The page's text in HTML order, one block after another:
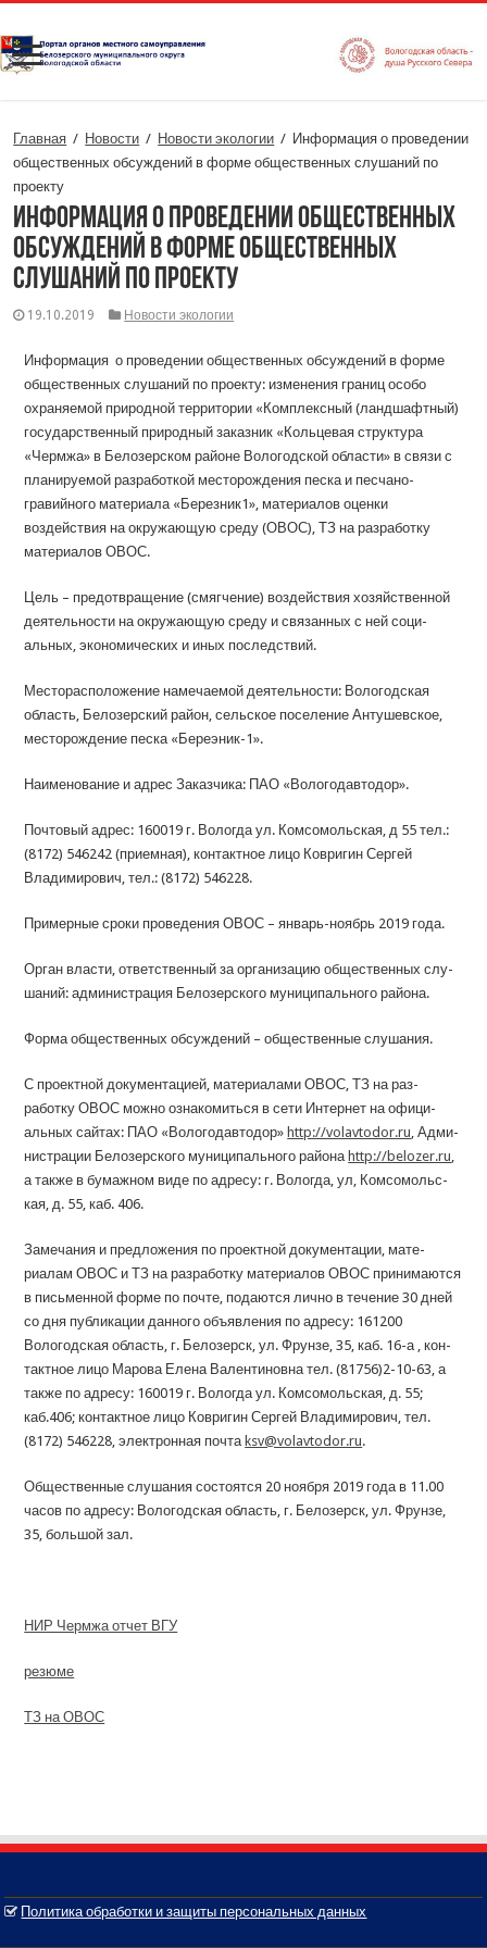
Главная / Новости / Новости экологии / Информация о проведении
общественных обсуждений в форме общественных слушаний по
проекту
Информация о проведении общественных
обсуждений в форме общественных
слушаний по проекту
19.10.2019 Новости экологии
Информация о прове­дении общественных обсуждений в форме
общественных слу­шаний по проекту: изменения границ особо
охраняемой при­родной территории «Комплексный (ландшафтный)
государ­ственный природный заказник «Кольцевая структура
«Чермжа» в Белозерском районе Вологодской области» в связи с
планируемой разработкой месторождения песка и песча­но-
гравийного материала «Березник1», материалов оценки
воздействия на окружающую среду (ОВОС), ТЗ на разработ­ку
материалов ОВОС.
Цель – предотвращение (смягчение) воздействия хозяйствен­ной
деятельности на окружающую среду и связанных с ней соци­
альных, экономических и иных последствий.
Месторасположение намечаемой деятельности: Вологодская
область, Белозерский район, сельское поселение Антушевское,
месторождение песка «Береэник-1».
Наименование и адрес Заказчика: ПАО «Вологодавтодор».
Почтовый адрес: 160019 г. Вологда ул. Комсомольская, д 55 тел.:
(8172) 546242 (приемная), контактное лицо Ковригин Сергей
Владимирович, тел.: (8172) 546228.
Примерные сроки проведения ОВОС – январь-ноябрь 2019 года.
Орган власти, ответственный за организацию общественных слу­
шаний: администрация Белозерского муниципального района.
Форма общественных обсуждений – общественные слушания.
С проектной документацией, материалами ОВОС, ТЗ на раз­
работку ОВОС можно ознакомиться в сети Интернет на офици­
альных сайтах: ПАО «Вологодавтодор» http://volavtodor.ru, Адми­
нистрации Белозерского муниципального района http://belozer.ru,
а также в бумажном виде по адресу: г. Вологда, ул, Комсомольс­
кая, д. 55, каб. 406.
Замечания и предложения по проектной документации, мате­
риалам ОВОС и ТЗ на разработку материалов ОВОС принимают­ся
в письменной форме по почте, подаются лично в течение 30 дней
со дня публикации данного объявления по адресу: 161200
Вологодская область, г. Белозерск, ул. Фрунзе, 35, каб. 16-а , кон­
тактное лицо Марова Елена Валентиновна тел. (81756)2-10-63, а
также по адресу: 160019 г. Вологда ул. Комсомольская, д. 55;
каб.406; контактное лицо Ковригин Сергей Владимирович, тел.
(8172) 546228, электронная почта ksv@volavtodor.ru.
Общественные слушания состоятся 20 ноября 2019 года в 11.00
часов по адресу: Вологодская область, г. Белозерск, ул. Фрунзе,
35, большой зал.
НИР Чермжа отчет ВГУ
резюме
ТЗ на ОВОС
Политика обработки и защиты персональных данных